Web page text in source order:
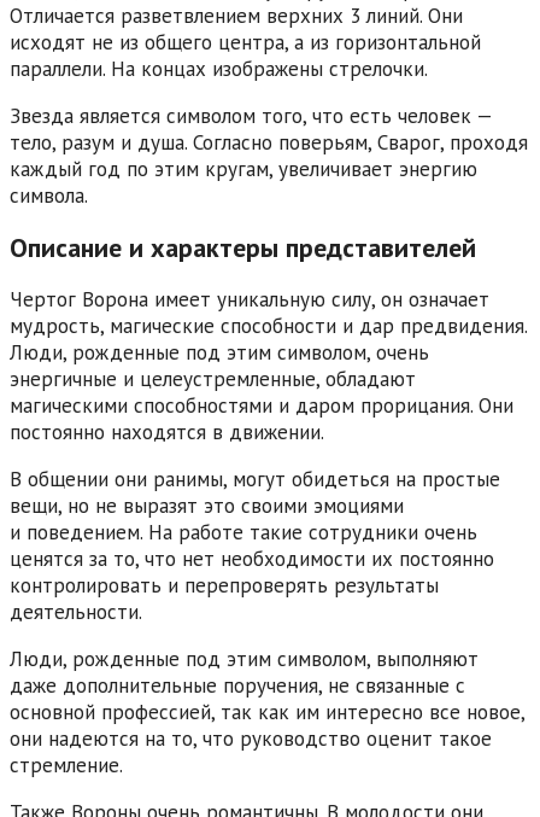
Отличается разветвлением верхних 3 линий. Они
исходят не из общего центра, а из горизонтальной
параллели. На концах изображены стрелочки.
Звезда является символом того, что есть человек —
тело, разум и душа. Согласно поверьям, Сварог, проходя
каждый год по этим кругам, увеличивает энергию
символа.
Описание и характеры представителей
Чертог Ворона имеет уникальную силу, он означает
мудрость, магические способности и дар предвидения.
Люди, рожденные под этим символом, очень
энергичные и целеустремленные, обладают
магическими способностями и даром прорицания. Они
постоянно находятся в движении.
В общении они ранимы, могут обидеться на простые
вещи, но не выразят это своими эмоциями
и поведением. На работе такие сотрудники очень
ценятся за то, что нет необходимости их постоянно
контролировать и перепроверять результаты
деятельности.
Люди, рожденные под этим символом, выполняют
даже дополнительные поручения, не связанные с
основной профессией, так как им интересно все новое,
они надеются на то, что руководство оценит такое
стремление.